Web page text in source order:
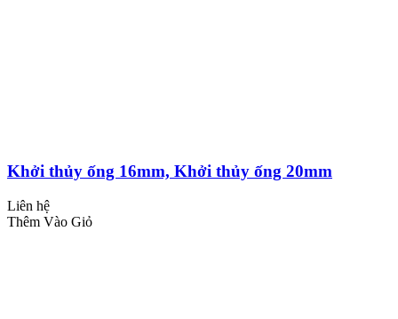
Khởi thủy ống 16mm, Khởi thủy ống 20mm
Liên hệ
Thêm Vào Giỏ